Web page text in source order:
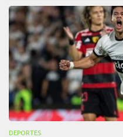
DEPORTES